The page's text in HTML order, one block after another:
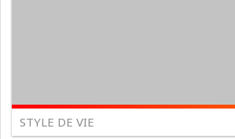
STYLE DE VIE